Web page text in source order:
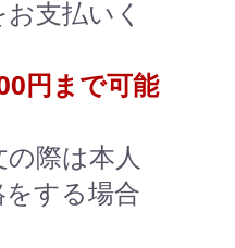
支払いく
円まで可能
際は本人
する場合